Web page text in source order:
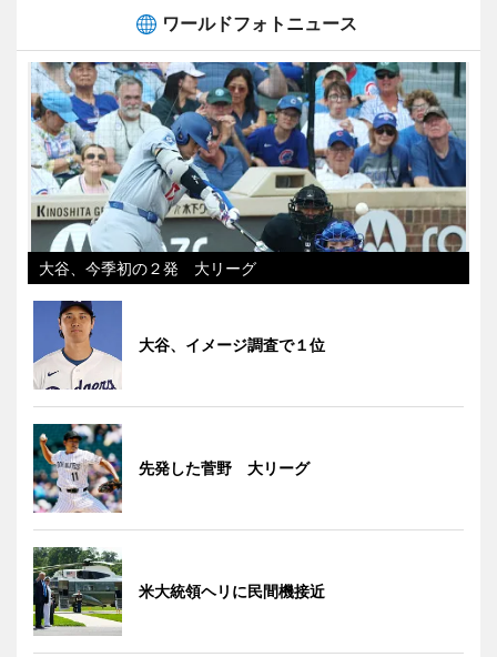
ワールドフォトニュース
大谷、今季初の２発 大リーグ
大谷、イメージ調査で１位
先発した菅野 大リーグ
米大統領ヘリに民間機接近